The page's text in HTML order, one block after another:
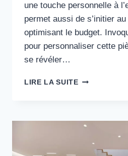
une touche personnelle à
permet aussi de s’initier
optimisant le budget.
pour personnaliser cette
se révéler…
LIRE LA SUITE20
DE
POUR